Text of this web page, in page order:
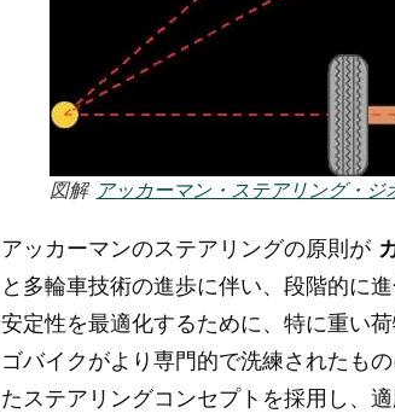
図解 アッカーマン・ステアリング・ジ
アッカーマンのステアリングの原則が
と多輪車技術の進歩に伴い、段階的に
安定性を最適化するために、特に重い
ゴバイクがより専門的で洗練されたも
たステアリングコンセプトを採用し、適